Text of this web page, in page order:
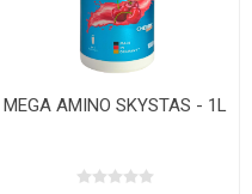
MEGA AMINO SKYSTAS - 1L